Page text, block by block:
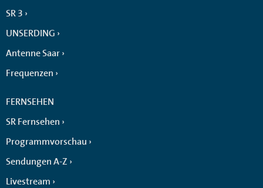
SR 3
UNSERDING
Antenne Saar
Frequenzen
FERNSEHEN
SR Fernsehen
Programmvorschau
Sendungen A-Z
Livestream